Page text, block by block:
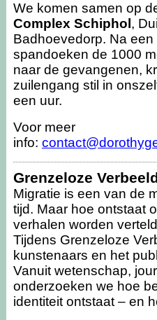
We komen samen op
Complex Schiphol ,
Badhoevedorp. Na
spandoeken de 1000
naar de gevangenen,
zuilengang stil in
een uur.
Voor meer
info:
Grenzeloze
Migratie is een van de
tijd. Maar hoe ontstaat
verhalen worden
Tijdens Grenzeloze
kunstenaars en het
Vanuit wetenschap,
onderzoeken we hoe
identiteit ontstaat – en